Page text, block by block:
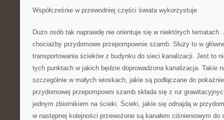
Współcześnie w przewodniej części świata wykorzystuje
Dużo osób tak naprawdę nie orientuje się w niektórych
chociażby przydomowe przepompownie szamb. Służy to w
transportowania ścieków z budynku do sieci kanalizacji. Jest to
tych punktach w jakich będzie doprowadzona kanalizacja. Takie
szczególnie w małych wioskach, jakie są podłączane do
przydomowej przepompowni szamb składa się z rur
jednym zbiornikiem na ścieki. Ścieki, jakie się odnajdą w
w następnej kolejności przewożone są kanałem ciśnieniowym